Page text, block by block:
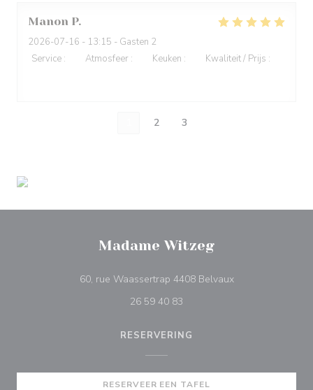
Manon P
2026-07-16 - 13:15 - Gasten 2
Service : Atmosfeer : Keuken : Kwaliteit / Prijs :
2 3
Madame Witzeg
60, rue Waassertrap 4408 Belvaux((opent in een
26 59 40 83
RESERVERING
RESERVEER EEN TAFEL